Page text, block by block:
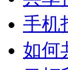
手机
如何